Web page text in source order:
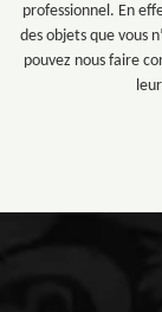
professionnel. En
des objets que vous
pouvez nous faire